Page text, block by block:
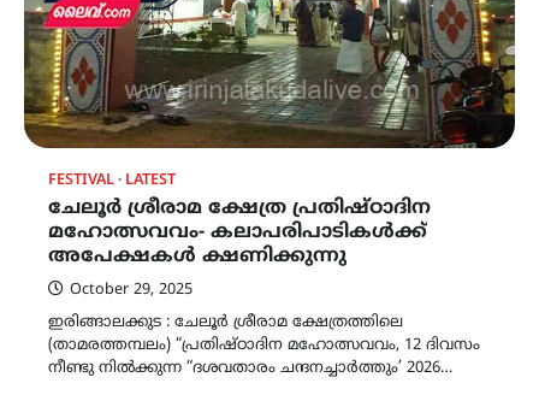
FESTIVAL LATEST
ചേലൂർ ശ്രീരാമ ക്ഷേത്ര പ്രതിഷ്ഠാദിന
മഹോത്സവവം- കലാപരിപാടികൾക്ക്
അപേക്ഷകൾ ക്ഷണിക്കുന്നു
October 29, 2025
ഇരിങ്ങാലക്കുട : ചേലൂർ ശ്രീരാമ ക്ഷേത്രത്തിലെ
(താമരത്തമ്പലം) “പ്രതിഷ്ഠാദിന മഹോത്സവവം, 12 ദിവസം
നീണ്ടു നിൽക്കുന്ന “ദശവതാരം ചന്ദനച്ചാർത്തും’ 2026…